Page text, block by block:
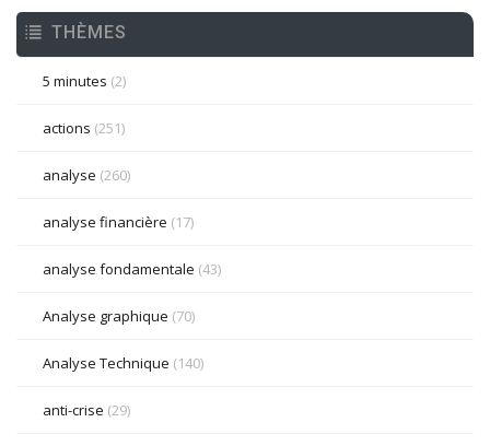
THÈMES
5 minutes (2)
actions (251)
analyse (260)
analyse financière (17)
analyse fondamentale (43)
Analyse graphique (70)
Analyse Technique (140)
anti-crise (29)